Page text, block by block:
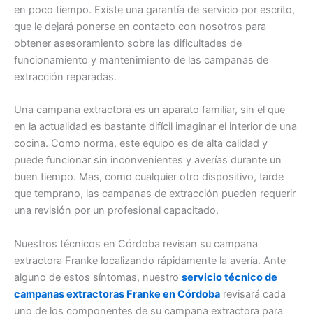
en poco tiempo. Existe una garantía de servicio por escrito,
que le dejará ponerse en contacto con nosotros para
obtener asesoramiento sobre las dificultades de
funcionamiento y mantenimiento de las campanas de
extracción reparadas.
Una campana extractora es un aparato familiar, sin el que
en la actualidad es bastante difícil imaginar el interior de una
cocina. Como norma, este equipo es de alta calidad y
puede funcionar sin inconvenientes y averías durante un
buen tiempo. Mas, como cualquier otro dispositivo, tarde
que temprano, las campanas de extracción pueden requerir
una revisión por un profesional capacitado.
Nuestros técnicos en Córdoba revisan su campana
extractora Franke localizando rápidamente la avería. Ante
alguno de estos síntomas, nuestro servicio técnico de
campanas extractoras Franke en Córdoba revisará cada
uno de los componentes de su campana extractora para